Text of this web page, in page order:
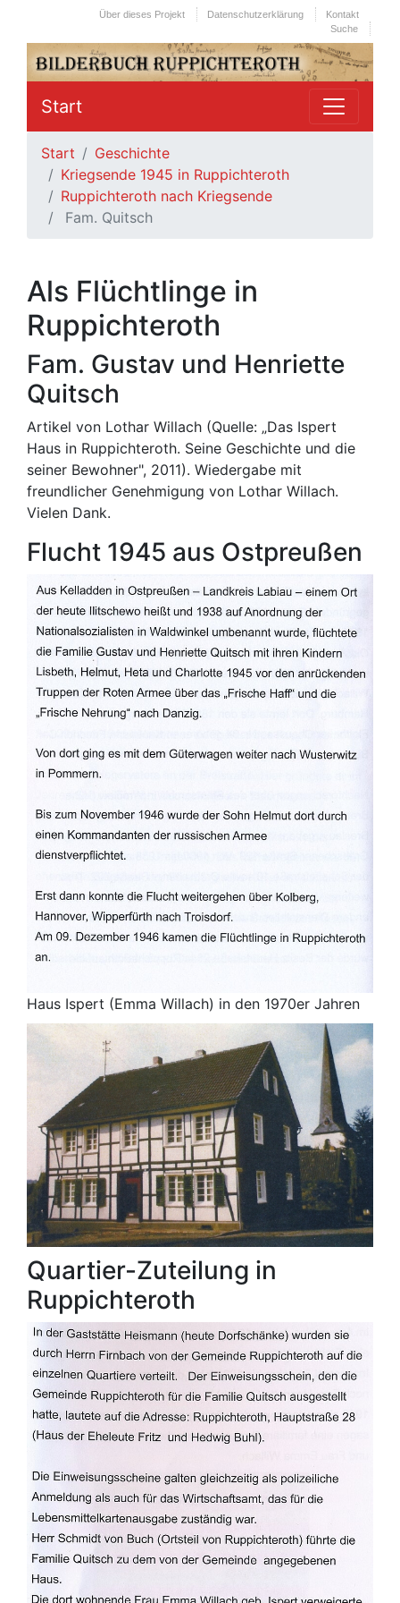
Kontakt
Datenschutzerklärung
Über dieses Projekt
Suche
Start
Start
Geschichte
Kriegsende 1945 in Ruppichteroth
Ruppichteroth nach Kriegsende
Fam. Quitsch
Als Flüchtlinge in
Ruppichteroth
Fam. Gustav und Henriette
Quitsch
Artikel von Lothar Willach (Quelle: „Das Ispert
Haus in Ruppichteroth. Seine Geschichte und die
seiner Bewohner", 2011). Wiedergabe mit
freundlicher Genehmigung von Lothar Willach.
Vielen Dank.
Flucht 1945 aus Ostpreußen
Haus Ispert (Emma Willach) in den 1970er Jahren
Quartier-Zuteilung in
Ruppichteroth